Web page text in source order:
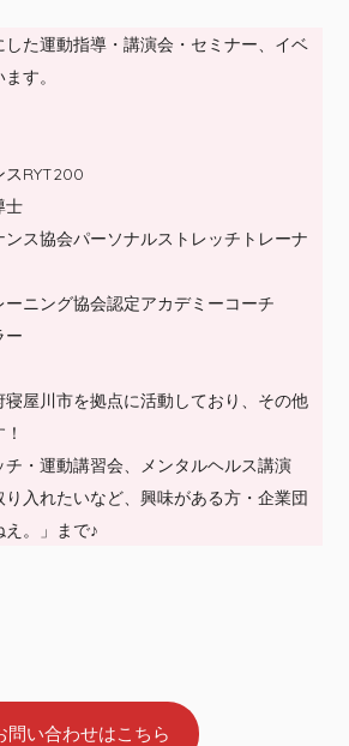
た運動指導・講演会・セミナー、イベ
す。
スRYT200
士
ンス協会パーソナルストレッチトレーナ
ーニング協会認定アカデミーコーチ
ー
屋川市を拠点に活動しており、その他
・運動講習会、メンタルヘルス講演
入れたいなど、興味がある方・企業団
。」まで♪
問い合わせはこちら